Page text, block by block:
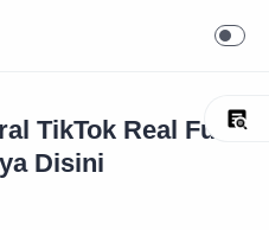
TikTok Real Full
Disini